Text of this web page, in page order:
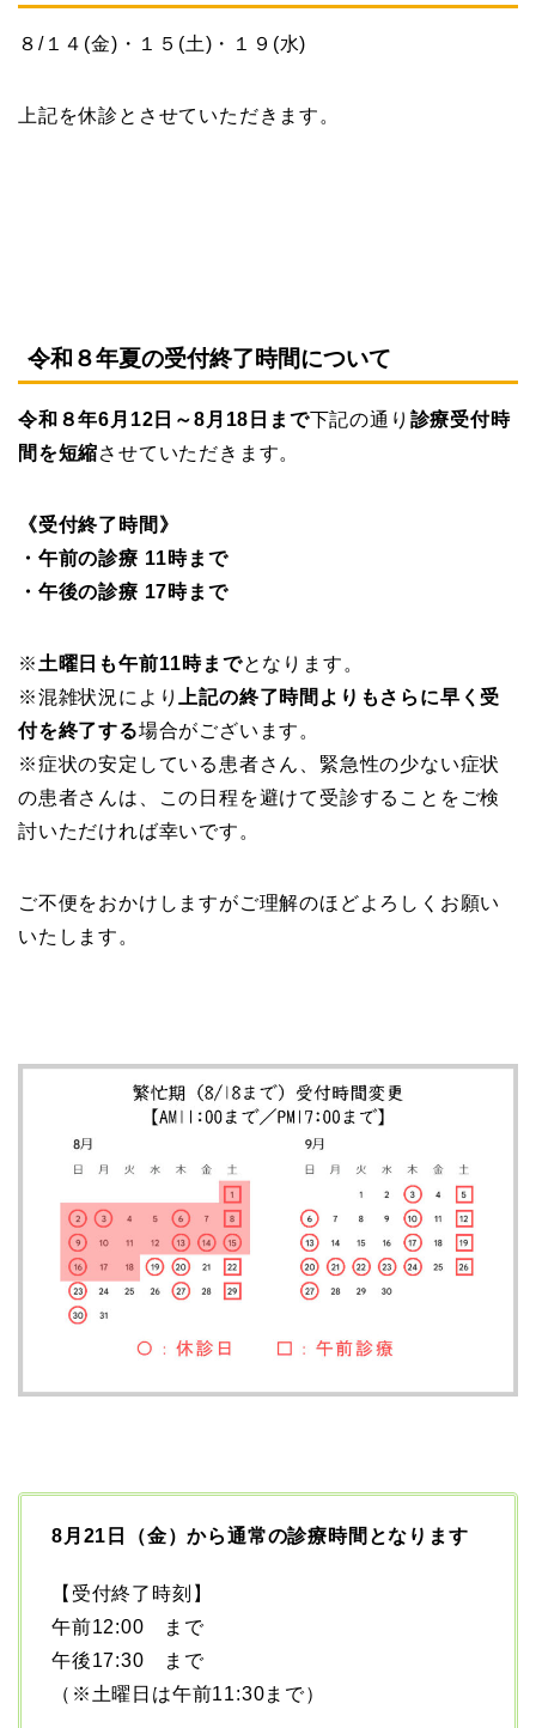
８/１４(金)・１５(土)・１９(水)
上記を休診とさせていただきます。
令和８年夏の受付終了時間について
令和８年6月12日～8月18日まで下記の通り 診療受付時
間を短縮させていただきます。
《受付終了時間》
・午前の診療 11時まで
・午後の診療 17時まで
※ 土曜日も午前11時までとなります。
※混雑状況により
上記の終了時間よりもさらに早く受
付を終了する場合がございます。
※症状の安定している患者さん、緊急性の少ない症状
の患者さんは、この日程を避けて受診することをご検
討いただければ幸いです。
ご不便をおかけしますがご理解のほどよろしくお願い
いたします。
8月21日（金）から通常の診療時間となります
【受付終了時刻】
午前12:00 まで
午後17:30 まで
（※土曜日は午前11:30まで）